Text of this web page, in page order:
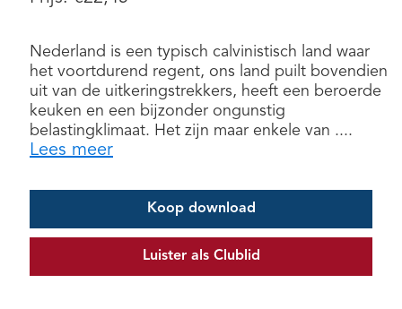
Nederland is een typisch calvinistisch land waar
het voortdurend regent, ons land puilt bovendien
uit van de uitkeringstrekkers, heeft een beroerde
keuken en een bijzonder ongunstig
belastingklimaat. Het zijn maar enkele van ....
Lees meer
Koop download
Luister als Clublid